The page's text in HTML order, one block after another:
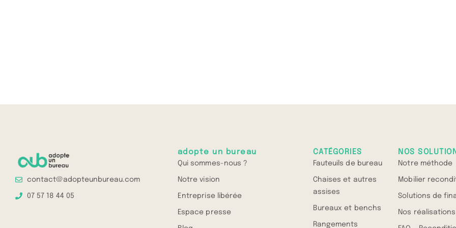
contact@adopteunbureau.com
07 57 18 44 05
adopte un bureau
Qui sommes-nous ?
Notre vision
Entreprise libérée
Espace presse
CATÉGORIES
Fauteuils de bureau
Chaises et autres
assises
Bureaux et benchs
Rangements
NOS
Notre méthode
Mobilier
Solutions de
Nos réalisations